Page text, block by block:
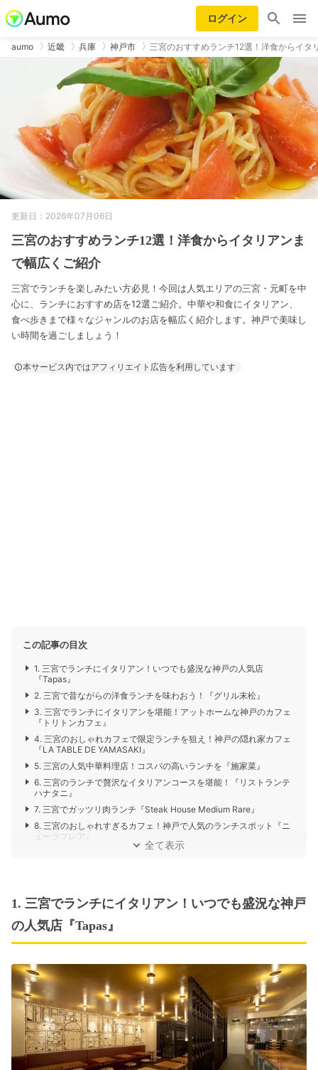
ログイン
aumo 近畿 兵庫 神戸市 三宮のおすすめランチ12選！洋食からイタ
更新日：2026年07月06日
三宮のおすすめランチ12選！洋食からイタリアンま
で幅広くご紹介
三宮でランチを楽しみたい方必見！今回は人気エリアの三宮・元町を中
心に、ランチにおすすめ店を12選ご紹介。中華や和食にイタリアン、
食べ歩きまで様々なジャンルのお店を幅広く紹介します。神戸で美味し
い時間を過ごしましょう！
本サービス内ではアフィリエイト広告を利用しています
この記事の目次
1. 三宮でランチにイタリアン！いつでも盛況な神戸の人気店
『Tapas』
2. 三宮で昔ながらの洋食ランチを味わおう！『グリル末松』
3. 三宮でランチにイタリアンを堪能！アットホームな神戸のカフェ
『トリトンカフェ』
4. 三宮のおしゃれカフェで限定ランチを狙え！神戸の隠れ家カフェ
『LA TABLE DE YAMASAKI』
5. 三宮の人気中華料理店！コスパの高いランチを『施家菜』
6. 三宮のランチで贅沢なイタリアンコースを堪能！『リストランテ
ハナタニ』
7. 三宮でガッツリ肉ランチ『Steak House Medium Rare』
8. 三宮のおしゃれすぎるカフェ！神戸で人気のランチスポット『ニ
ューラフレア』
全て表示
1. 三宮でランチにイタリアン！いつでも盛況な神戸
の人気店『Tapas』